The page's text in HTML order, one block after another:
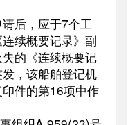
后，应于7个工
续概要记录》副
的《连续概要记
，该船舶登记机
件的第16项中作